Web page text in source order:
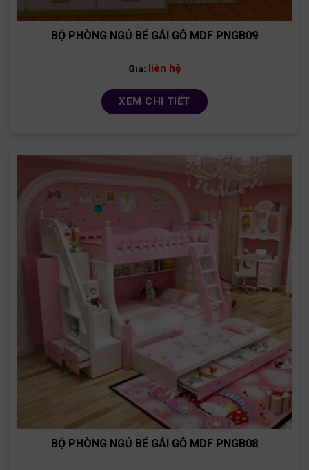
BỘ PHÒNG NGỦ BÉ GÁI GỖ MDF PNGB09
Giá: liên hệ
XEM CHI TIẾT
BỘ PHÒNG NGỦ BÉ GÁI GỖ MDF PNGB08